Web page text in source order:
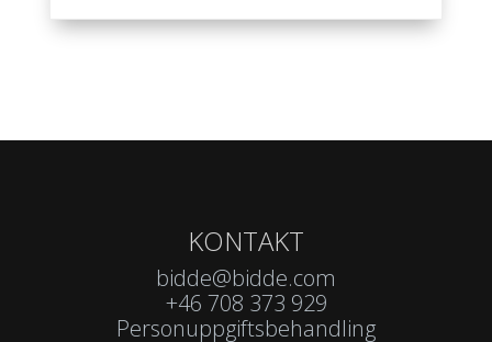
KONTAKT
bidde@bidde.com
+46 708 373 929
Personuppgiftsbehandling